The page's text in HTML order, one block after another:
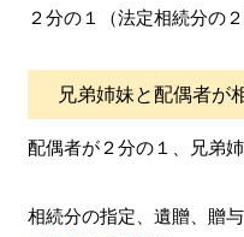
２分の１（法定相続分の２
兄弟姉妹と配偶者が
配偶者が２分の１、兄弟
相続分の指定、遺贈、贈